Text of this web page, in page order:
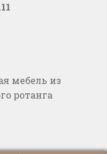
мебель из
ротанга